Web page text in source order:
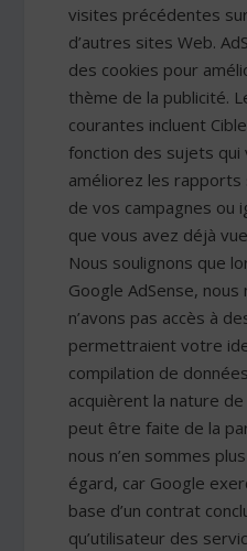
visites précédentes
d’autres sites Web.
des cookies pour
thème de la publicité.
courantes incluent
fonction des sujets
améliorez les
de vos campagnes ou
que vous avez déjà
Nous soulignons que
Google AdSense,
n’avons pas accès à
permettraient votre
compilation de
acquièrent la nature
peut être faite de la
nous n’en sommes
égard, car Google
base d’un contrat
qu’utilisateur des